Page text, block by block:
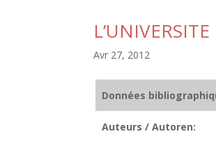
Avr 27, 2012
Données
Auteurs / Autoren: